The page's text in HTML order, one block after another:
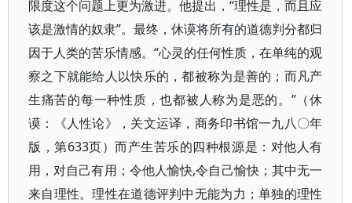
限度这个问题上更为激进。他提出，“理性是，而且应
该是激情的奴隶”。最终，休谟将所有的道德判分都归
因于人类的苦乐情感。“心灵的任何性质，在单纯的观
察之下就能给人以快乐的，都被称为是善的；而凡产
生痛苦的每一种性质，也都被人称为是恶的。”（休
谟：《人性论》，关文运译，商务印书馆一九八〇年
版，第633页）而产生苦乐的四种根源是：对他人有
用，对自己有用；令他人愉快,令自己愉快；其中无一
来自理性。理性在道德评判中无能为力；单独的理性